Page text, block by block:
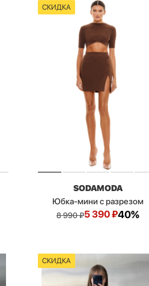
СКИДКА
SODAMODA
Юбка-мини с разрезом
8 990₽5 390₽40%
СКИДКА